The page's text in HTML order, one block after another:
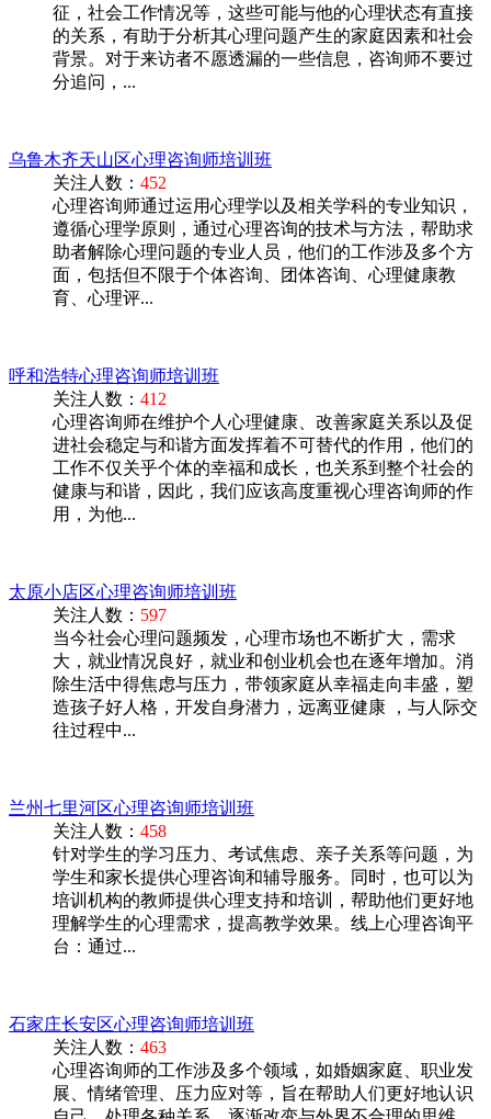
征，社会工作情况等，这些可能与他的心理状态有直接
的关系，有助于分析其心理问题产生的家庭因素和社会
背景。对于来访者不愿透漏的一些信息，咨询师不要过
分追问，...
乌鲁木齐天山区心理咨询师培训班
关注人数： 452
心理咨询师通过运用心理学以及相关学科的专业知识，
遵循心理学原则，通过心理咨询的技术与方法，帮助求
助者解除心理问题的专业人员，他们的工作涉及多个方
面，包括但不限于个体咨询、团体咨询、心理健康教
育、心理评...
呼和浩特心理咨询师培训班
关注人数： 412
心理咨询师在维护个人心理健康、改善家庭关系以及促
进社会稳定与和谐方面发挥着不可替代的作用，他们的
工作不仅关乎个体的幸福和成长，也关系到整个社会的
健康与和谐，因此，我们应该高度重视心理咨询师的作
用，为他...
太原小店区心理咨询师培训班
关注人数： 597
当今社会心理问题频发，心理市场也不断扩大，需求
大，就业情况良好，就业和创业机会也在逐年增加。消
除生活中得焦虑与压力，带领家庭从幸福走向丰盛，塑
造孩子好人格，开发自身潜力，远离亚健康 ，与人际交
往过程中...
兰州七里河区心理咨询师培训班
关注人数： 458
针对学生的学习压力、考试焦虑、亲子关系等问题，为
学生和家长提供心理咨询和辅导服务。同时，也可以为
培训机构的教师提供心理支持和培训，帮助他们更好地
理解学生的心理需求，提高教学效果。线上心理咨询平
台：通过...
石家庄长安区心理咨询师培训班
关注人数： 463
心理咨询师的工作涉及多个领域，如婚姻家庭、职业发
展、情绪管理、压力应对等，旨在帮助人们更好地认识